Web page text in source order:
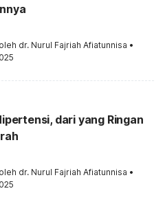
dr. Nurul Fajriah Afiatunnisa •
dari yang Ringan
dr. Nurul Fajriah Afiatunnisa •